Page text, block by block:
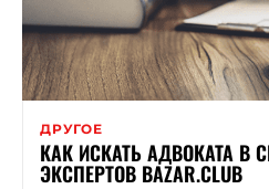
ДРУГОЕ
КАК ИСКАТЬ АДВОКАТА В
ЭКСПЕРТОВ BAZAR.CLUB